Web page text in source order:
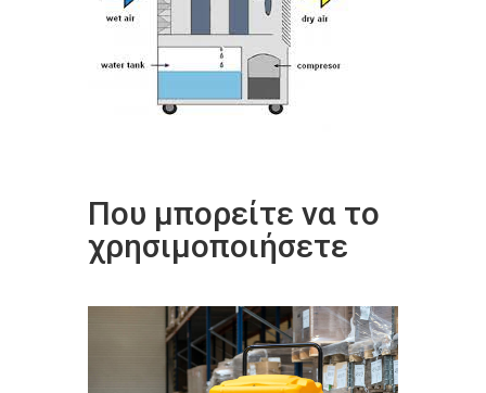
Που μπορείτε να το
χρησιμοποιήσετε